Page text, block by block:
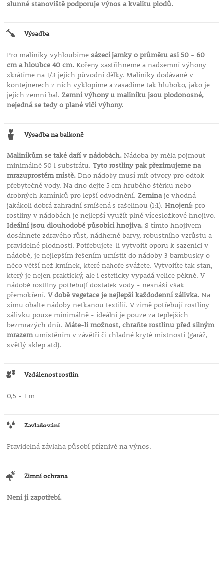
slunné stanoviště podporuje výnos a kvalitu plodů.
Výsadba
Pro maliníky vyhloubíme sázecí jamky o průměru asi 50 - 60
cm a hloubce 40 cm.Kořeny zastřihneme a nadzemní výhony
zkrátíme na 1/3 jejich původní délky. Maliníky dodávané v
kontejnerech z nich vyklopíme a zasadíme tak hluboko, jako je
jejich zemní bal. Zemní výhony u maliníku jsou plodonosné,
nejedná se tedy o plané vlčí výhony.
Výsadba na balkoně
Maliníkům se také daří v nádobách.Nádoba by měla pojmout
minimálně 50 l substrátu. Tyto rostliny pak přezimujeme na
mrazuprostém místě.Dno nádoby musí mít otvory pro odtok
přebytečné vody. Na dno dejte 5 cm hrubého štěrku nebo
drobných kamínků pro lepší odvodnění. Zeminaje vhodná
jakákoli dobrá zahradní smíšená s rašelinou (1:1). Hnojení:pro
rostliny v nádobách je nejlepší využít plné vícesložkové hnojivo.
Ideální jsou dlouhodobě působící hnojiva.S tímto hnojivem
dosáhnete zdravého růst, nádherné barvy, robustního vzrůstu a
pravidelné plodnosti. Potřebujete-li vytvořit oporu k sazenici v
nádobě, je nejlepším řešením umístit do nádoby 3 bambusky o
něco větší než kmínek, které nahoře svážete. Vytvoříte tak stan,
který je nejen praktický, ale i esteticky vypadá velice pěkně. V
nádobě rostliny potřebují dostatek vody - nesnáší však
přemokření. V době vegetace je nejlepší každodenní zálivka.Na
zimu obalte nádoby netkanou textilií. V zimě potřebují rostliny
zálivku pouze minimálně - ideální je pouze za teplejších
bezmrazých dnů. Máte-li možnost, chraňte rostlinu před silným
mrazemumístěním v závětří či chladné kryté místnosti (garáž,
světlý sklep atd).
Vzdálenost rostlin
0,5 - 1 m
Zavlažování
Pravidelná závlaha působí příznivě na výnos.
Zimní ochrana
Není jí zapotřebí.